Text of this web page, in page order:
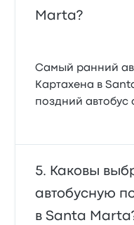
Marta?
Самый ранний
Картахена в
поздний автобус
Каковы
автобусную
в Santa